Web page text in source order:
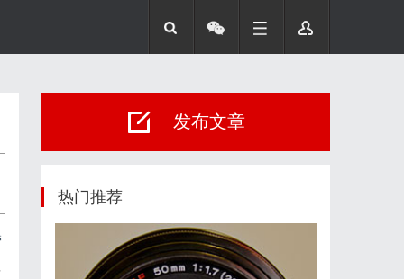
发布文章
热门推荐